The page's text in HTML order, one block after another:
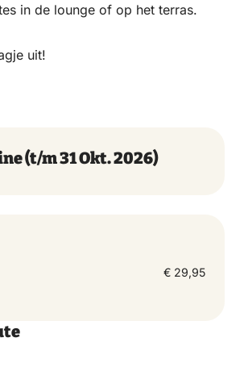
in de lounge of op het terras.
uit!
(t/m 31 Okt. 2026)
€ 29,95